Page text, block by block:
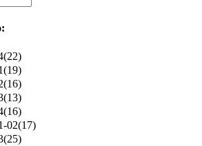
(22)
(19)
(16)
(13)
(16)
02(17)
(25)